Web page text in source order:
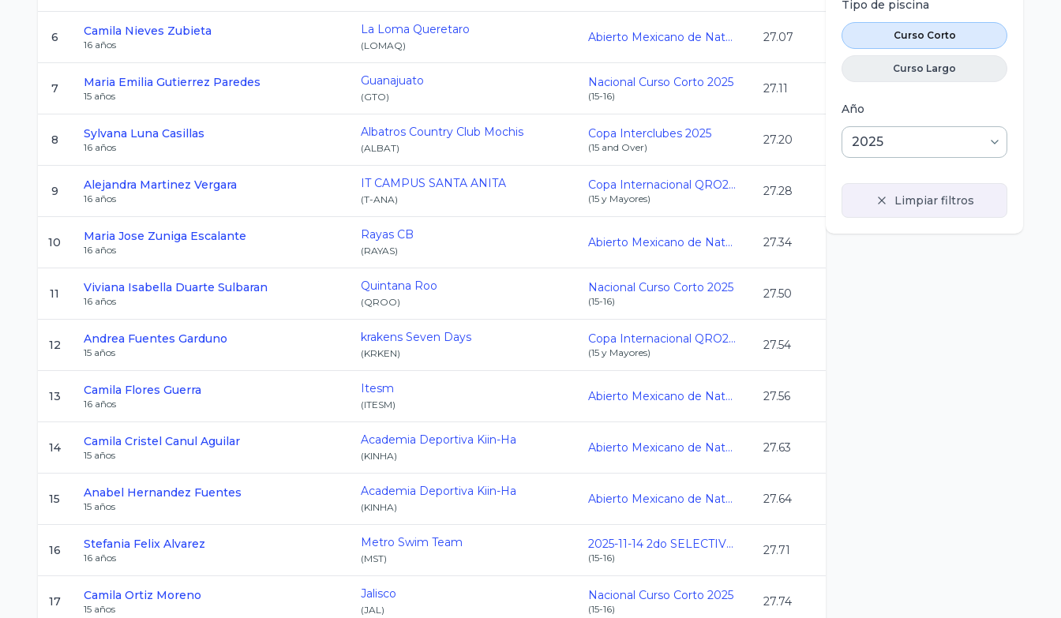
6 Camila Nieves Zubieta
16 años
La Loma Queretaro
(LOMAQ)
Abierto Mexicano de Natacion 2025 27.07
7 Maria Emilia Gutierrez Paredes
15 años
Guanajuato
(GTO)
Nacional Curso Corto 2025
(15-16)
27.11
8 Sylvana Luna Casillas
16 años
Albatros Country Club Mochis
(ALBAT)
Copa Interclubes 2025
(15 and Over)
27.20
9 Alejandra Martinez Vergara
16 años
IT CAMPUS SANTA ANITA
(T-ANA)
Copa Internacional QRO2025 CC
(15 y Mayores)
27.28
10 Maria Jose Zuniga Escalante
16 años
Rayas CB
(RAYAS)
Abierto Mexicano de Natacion 2025 27.34
11 Viviana Isabella Duarte Sulbaran
16 años
Quintana Roo
(QROO)
Nacional Curso Corto 2025
(15-16)
27.50
12 Andrea Fuentes Garduno
15 años
krakens Seven Days
(KRKEN)
Copa Internacional QRO2025 CC
(15 y Mayores)
27.54
13 Camila Flores Guerra
16 años
Itesm
(ITESM)
Abierto Mexicano de Natacion 2025 27.56
14 Camila Cristel Canul Aguilar
15 años
Academia Deportiva Kiin-Ha
(KINHA)
Abierto Mexicano de Natacion 2025 27.63
15 Anabel Hernandez Fuentes
15 años
Academia Deportiva Kiin-Ha
(KINHA)
Abierto Mexicano de Natacion 2025 27.64
16 Stefania Felix Alvarez
16 años
Metro Swim Team
(MST)
2025-11-14 2do SELECTIVO A NACIONALES DE CC
(15-16)
27.71
17 Camila Ortiz Moreno
15 años
Jalisco
(JAL)
Nacional Curso Corto 2025
(15-16)
27.74
Tipo de piscina
Curso Corto
Curso Largo
Año
Limpiar filtros